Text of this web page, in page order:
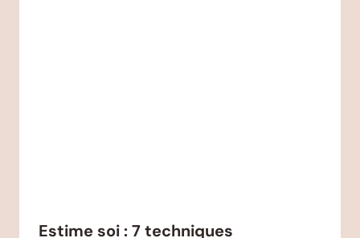
Estime soi : 7 techniques